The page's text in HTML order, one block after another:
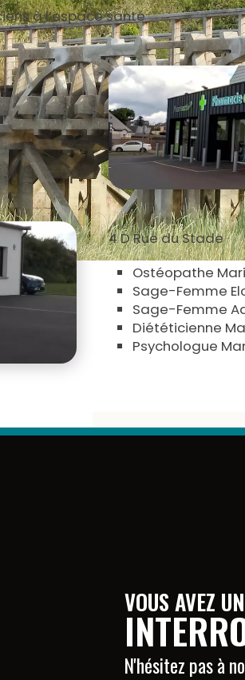
à l’espace santé
4 D Rue du Stade
Ostéopathe
Sage-Femme
Sage-Femme
Diététicienne
Psychologue
VOUS AVEZ
N'hésitez pas à